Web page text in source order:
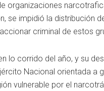
organizaciones
se impidió la distribución
criminal de estos
lo corrido del año, y su
Nacional orientada a
vulnerable por el